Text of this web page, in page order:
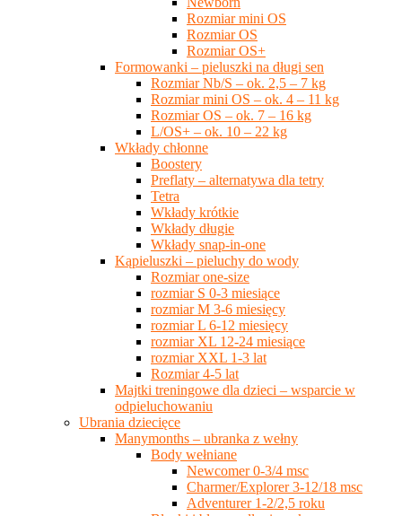
Rozmiar mini OS
Rozmiar OS
Rozmiar OS+
Formowanki – pieluszki na długi sen
Rozmiar Nb/S – ok. 2,5 – 7 kg
Rozmiar mini OS – ok. 4 – 11 kg
Rozmiar OS – ok. 7 – 16 kg
L/OS+ – ok. 10 – 22 kg
Wkłady chłonne
Boostery
Preflaty – alternatywa dla tetry
Tetra
Wkłady krótkie
Wkłady długie
Wkłady snap-in-one
Kąpieluszki – pieluchy do wody
Rozmiar one-size
rozmiar S 0-3 miesiące
rozmiar M 3-6 miesięcy
rozmiar L 6-12 miesięcy
rozmiar XL 12-24 miesiące
rozmiar XXL 1-3 lat
Rozmiar 4-5 lat
Majtki treningowe dla dzieci – wsparcie w
odpieluchowaniu
Ubrania dziecięce
Manymonths – ubranka z wełny
Body wełniane
Newcomer 0-3/4 msc
Charmer/Explorer 3-12/18 msc
Adventurer 1-2/2,5 roku